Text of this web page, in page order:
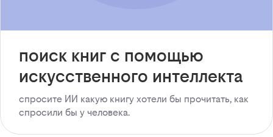
поиск книг с помощью
искусственного интеллекта
спросите ИИ какую книгу хотели бы прочитать, как
спросили бы у человека.